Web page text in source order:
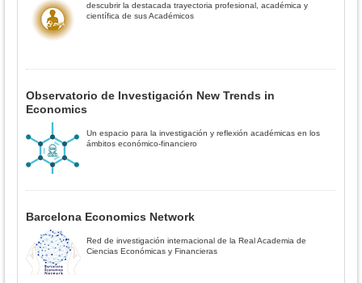
descubrir la destacada trayectoria profesional, académica y
científica de sus Académicos
Observatorio de Investigación New Trends in
Economics
Un espacio para la investigación y reflexión académicas en los
ámbitos económico-financiero
Barcelona Economics Network
Red de investigación internacional de la Real Academia de
Ciencias Económicas y Financieras